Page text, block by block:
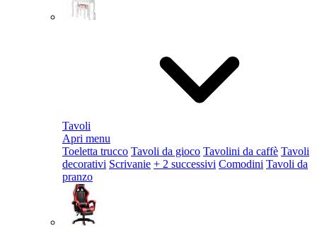
Tavoli
Apri menu
Toeletta trucco Tavoli da gioco Tavolini da caffè Tavoli
decorativi Scrivanie + 2 successivi Comodini Tavoli da
pranzo